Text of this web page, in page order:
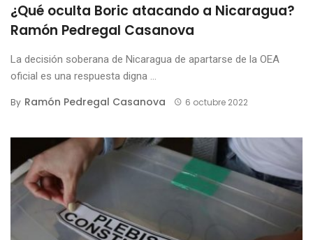
¿Qué oculta Boric atacando a Nicaragua?
Ramón Pedregal Casanova
La decisión soberana de Nicaragua de apartarse de la OEA
oficial es una respuesta digna ...
By Ramón Pedregal Casanova 6 octubre 2022